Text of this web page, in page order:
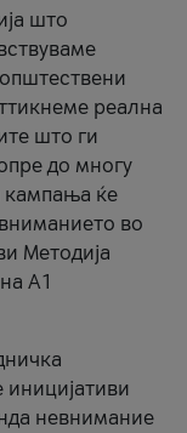
што
реална
што ги
до многу
кампања ќе
во
Методија
А1
иницијативи
невнимание